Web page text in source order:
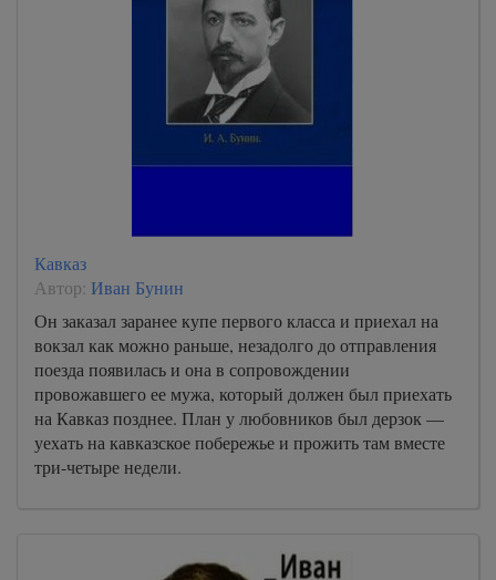
Кавказ
Автор: Иван Бунин
Он заказал заранее купе первого класса и приехал на
вокзал как можно раньше, незадолго до отправления
поезда появилась и она в сопровождении
провожавшего ее мужа, который должен был приехать
на Кавказ позднее. План у любовников был дерзок —
уехать на кавказское побережье и прожить там вместе
три-четыре недели.